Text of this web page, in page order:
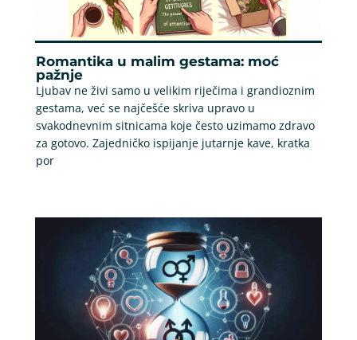
Romantika u malim gestama: moć
pažnje
Ljubav ne živi samo u velikim riječima i grandioznim
gestama, već se najčešće skriva upravo u
svakodnevnim sitnicama koje često uzimamo zdravo
za gotovo. Zajedničko ispijanje jutarnje kave, kratka
por